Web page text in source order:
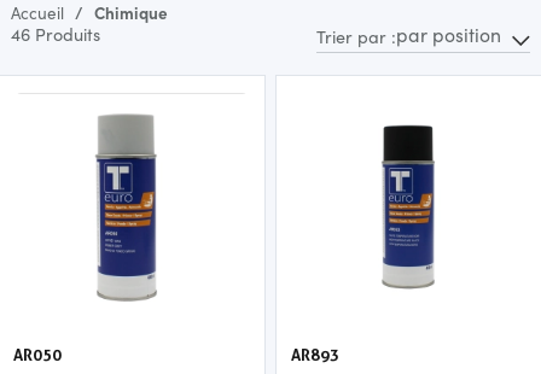
Accueil
Chimique
46 Produits
Trier par :par position
AR050 AR893